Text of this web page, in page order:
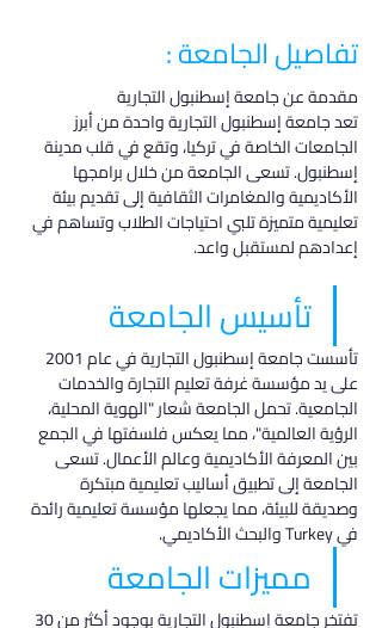
تفاصيل الجامعة :
مقدمة عن جامعة إسطنبول التجارية
تعد جامعة إسطنبول التجارية واحدة من أبرز
الجامعات الخاصة في تركيا، وتقع في قلب مدينة
إسطنبول. تسعى الجامعة من خلال برامجها
الأكاديمية والمغامرات الثقافية إلى تقديم بيئة
تعليمية متميزة تلبي احتياجات الطلاب وتساهم في
إعدادهم لمستقبل واعد.
تأسيس الجامعة
على يد مؤسسة غرفة تعليم التجارة والخدمات
الجامعية. تحمل الجامعة شعار "الهوية المحلية،
الرؤية العالمية"، مما يعكس فلسفتها في الجمع
بين المعرفة الأكاديمية وعالم الأعمال. تسعى
الجامعة إلى تطبيق أساليب تعليمية مبتكرة
وصديقة للبيئة، مما يجعلها مؤسسة تعليمية رائدة
في Turkey والبحث الأكاديمي.
مميزات الجامعة